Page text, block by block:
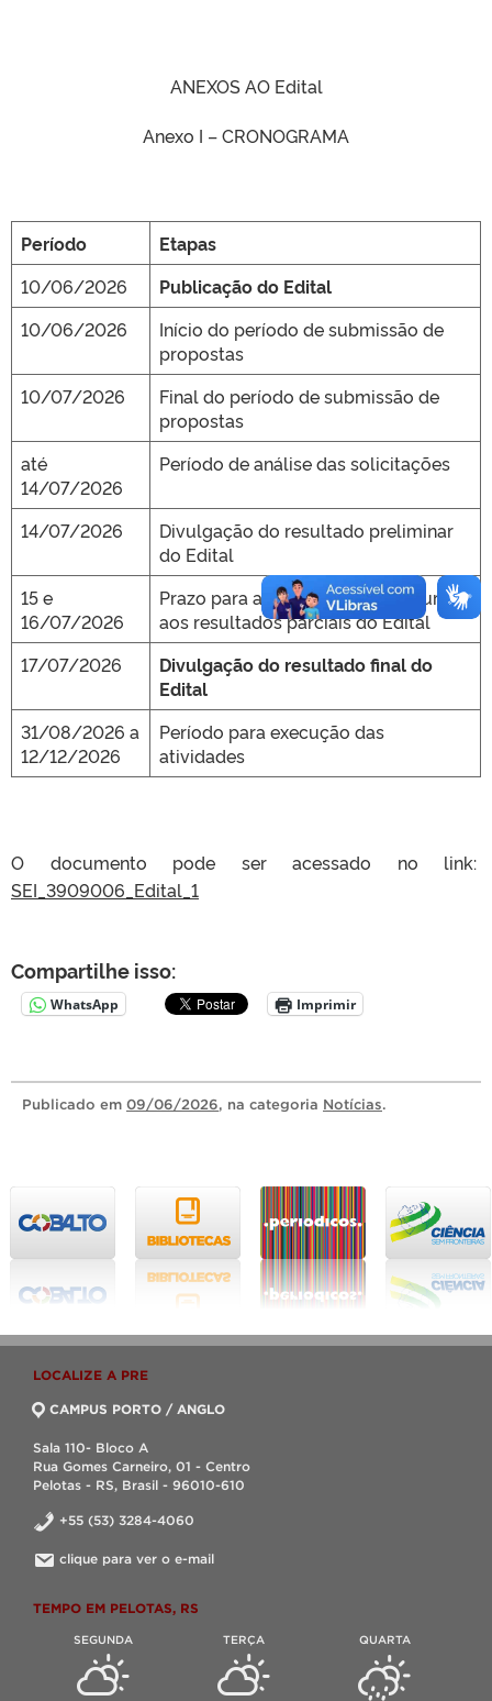
ANEXOS AO Edital
Anexo I – CRONOGRAMA
Período
Etapas
10/06/2026
Publicação do Edital
10/06/2026
Início do período de submissão de
propostas
10/07/2026
Final do período de submissão de
propostas
até
14/07/2026
Período de análise das solicitações
14/07/2026
Divulgação do resultado preliminar
do Edital
15 e
16/07/2026
Prazo para apresentação de recurso
aos resultados parciais do Edital
17/07/2026
Divulgação do resultado final do
Edital
31/08/2026 a
12/12/2026
Período para execução das
atividades
O documento pode ser acessado no link:
SEI_3909006_Edital_1
Compartilhe isso:
WhatsApp Imprimir
Publicado em 09/06/2026, na categoria Notícias.
LOCALIZE A PRE
CAMPUS PORTO / ANGLO
Sala 110- Bloco A
Rua Gomes Carneiro, 01 - Centro
Pelotas - RS, Brasil - 96010-610
+55 (53) 3284-4060
clique para ver o e-mail
TEMPO EM PELOTAS, RS
SEGUNDA TERÇA QUARTA